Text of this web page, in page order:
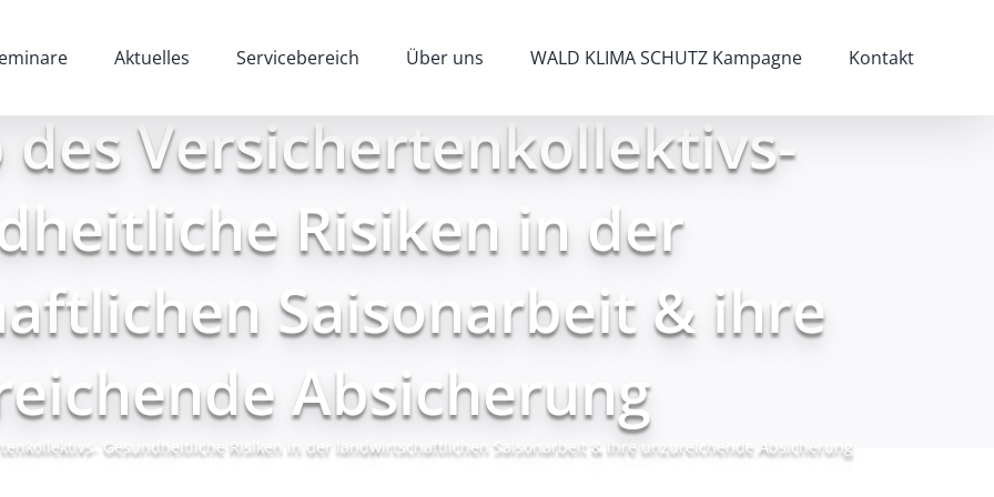
Aktuelles Servicebereich Über uns WALD KLIMA SCHUTZ Kampagne Kontakt
Versichertenkollektivs-
Risiken in der
Saisonarbeit & ihre
Absicherung
Gesundheitliche Risiken in der landwirtschaftlichen Saisonarbeit & ihre unzureichende Absicherung